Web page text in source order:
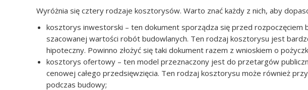
Wyróżnia się cztery rodzaje kosztorysów. Warto znać każdy z nich, aby
kosztorys inwestorski – ten dokument sporządza się przed rozpoczęciem
szacowanej wartości robót budowlanych. Ten rodzaj kosztorysu jest
hipoteczny. Powinno złożyć się taki dokument razem z wnioskiem o
kosztorys ofertowy – ten model przeznaczony jest do przetargów
cenowej całego przedsięwzięcia. Ten rodzaj kosztorysu może również
podczas budowy;